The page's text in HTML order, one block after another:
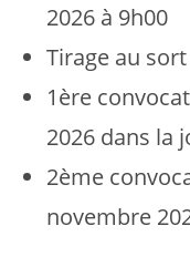
2026 à 9h00
Tirage au
1ère
2026 dans la
2ème
novembre